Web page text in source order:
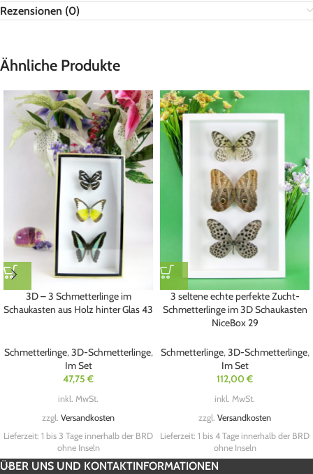
Rezensionen (0)
Ähnliche Produkte
3D – 3 Schmetterlinge im
Schaukasten aus Holz hinter Glas 43
Schmetterlinge,3D-Schmetterlinge,
Im Set
47,75 €
inkl. MwSt.
zzgl. Versandkosten
Lieferzeit: 1 bis 3 Tage innerhalb der BRD
ohne Inseln
3 seltene echte perfekte Zucht-
Schmetterlinge im 3D Schaukasten
NiceBox 29
Schmetterlinge,3D-Schmetterlinge,
Im Set
112,00 €
inkl. MwSt.
zzgl. Versandkosten
Lieferzeit: 1 bis 4 Tage innerhalb der BRD
ohne Inseln
ÜBER UNS UND KONTAKTINFORMATIONEN